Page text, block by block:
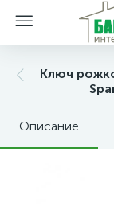
Ключ
Описание